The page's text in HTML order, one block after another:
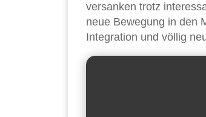
versanken trotz
neue Bewegung in den
Integration und völlig